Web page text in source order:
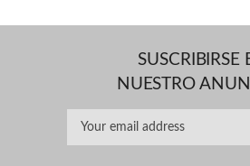
SUSCRIBIRSE
NUESTRO